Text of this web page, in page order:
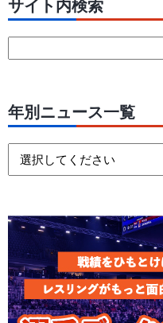
サイト内検索
年別ニュース一覧